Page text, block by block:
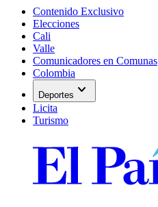
Contenido Exclusivo
Elecciones
Cali
Valle
Comunicadores en Comunas
Colombia
Deportes expand_more
Licita
Turismo